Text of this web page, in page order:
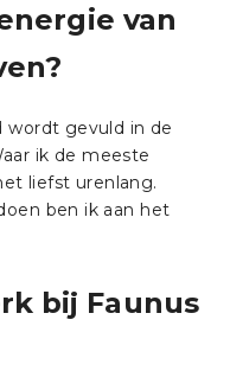
van
wordt gevuld in de
ik de meeste
liefst urenlang.
ben ik aan het
bij Faunus